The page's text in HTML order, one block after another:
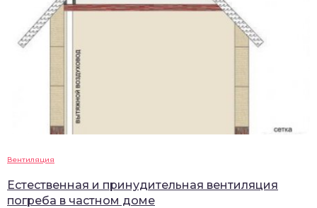
Вентиляция
Естественная и принудительная вентиляция
погреба в частном доме